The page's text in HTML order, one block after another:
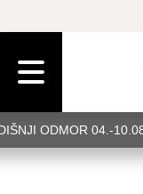
ODMOR 04.-